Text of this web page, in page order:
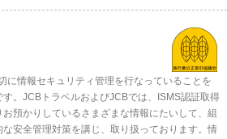
に情報セキュリティ管理を行なっていることを
。JCBトラベルおよびJCBでは、ISMS認証取得
預かりしているさまざまな情報にたいして、組
安全管理対策を講じ、取り扱っております。情